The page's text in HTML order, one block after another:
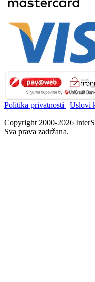
Politika privatnosti | Uslovi
Copyright 2000-2026
Sva prava zadržana.